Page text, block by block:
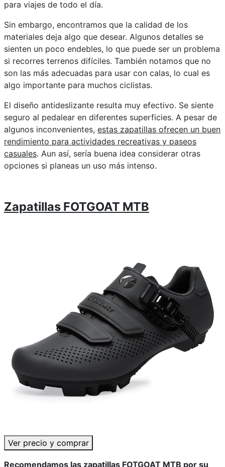
para viajes de todo el día.
Sin embargo, encontramos que la calidad de los
materiales deja algo que desear. Algunos detalles se
sienten un poco endebles, lo que puede ser un problema
si recorres terrenos difíciles. También notamos que no
son las más adecuadas para usar con calas, lo cual es
algo importante para muchos ciclistas.
El diseño antideslizante resulta muy efectivo. Se siente
seguro al pedalear en diferentes superficies. A pesar de
algunos inconvenientes, estas zapatillas ofrecen un buen
rendimiento para actividades recreativas y paseos
casuales. Aun así, sería buena idea considerar otras
opciones si planeas un uso más intenso.
Zapatillas FOTGOAT MTB
Ver precio y comprar
Recomendamos las zapatillas FOTGOAT MTB por su